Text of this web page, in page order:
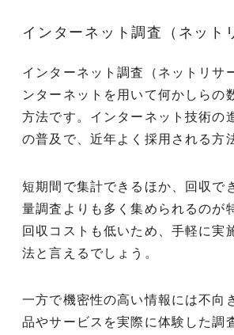
インターネット調査（ネット
インターネット調査（ネットリサ
ンターネットを用いて何かしらの
方法です。インターネット技術の
の普及で、近年よく採用される方
短期間で集計できるほか、回収で
量調査よりも多く集められるのが
回収コストも低いため、手軽に実
法と言えるでしょう。
一方で機密性の高い情報には不向
品やサービスを実際に体験した調